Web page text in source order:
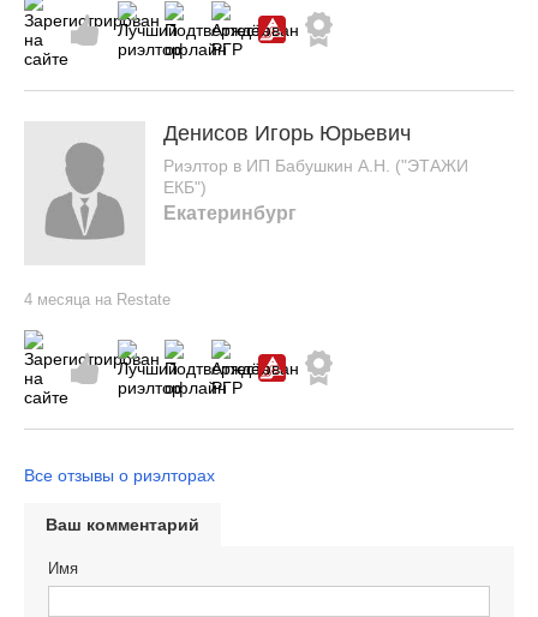
Денисов Игорь Юрьевич
Риэлтор в ИП Бабушкин А.Н. ("ЭТАЖИ
ЕКБ")
Екатеринбург
4 месяца на Restate
Все отзывы о риэлторах
Ваш комментарий
Имя